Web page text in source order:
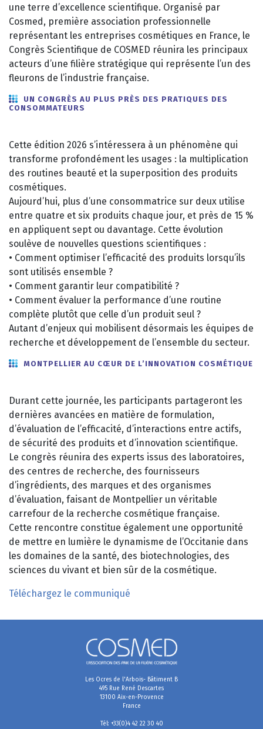
une terre d’excellence scientifique. Organisé par
Cosmed, première association professionnelle
représentant les entreprises cosmétiques en France, le
Congrès Scientifique de COSMED réunira les principaux
acteurs d’une filière stratégique qui représente l’un des
fleurons de l’industrie française.
UN CONGRÈS AU PLUS PRÈS DES PRATIQUES DES
CONSOMMATEURS
Cette édition 2026 s’intéressera à un phénomène qui
transforme profondément les usages : la multiplication
des routines beauté et la superposition des produits
cosmétiques.
Aujourd’hui, plus d’une consommatrice sur deux utilise
entre quatre et six produits chaque jour, et près de 15 %
en appliquent sept ou davantage. Cette évolution
soulève de nouvelles questions scientifiques :
• Comment optimiser l’efficacité des produits lorsqu’ils
sont utilisés ensemble ?
• Comment garantir leur compatibilité ?
• Comment évaluer la performance d’une routine
complète plutôt que celle d’un produit seul ?
Autant d’enjeux qui mobilisent désormais les équipes de
recherche et développement de l’ensemble du secteur.
MONTPELLIER AU CŒUR DE L’INNOVATION COSMÉTIQUE
Durant cette journée, les participants partageront les
dernières avancées en matière de formulation,
d’évaluation de l’efficacité, d’interactions entre actifs,
de sécurité des produits et d’innovation scientifique.
Le congrès réunira des experts issus des laboratoires,
des centres de recherche, des fournisseurs
d’ingrédients, des marques et des organismes
d’évaluation, faisant de Montpellier un véritable
carrefour de la recherche cosmétique française.
Cette rencontre constitue également une opportunité
de mettre en lumière le dynamisme de l’Occitanie dans
les domaines de la santé, des biotechnologies, des
sciences du vivant et bien sûr de la cosmétique.
Téléchargez le communiqué
Les Ocres de l'Arbois- Bâtiment B
495 Rue René Descartes
13100 Aix-en-Provence
France
Tél: +33(0)4 42 22 30 40